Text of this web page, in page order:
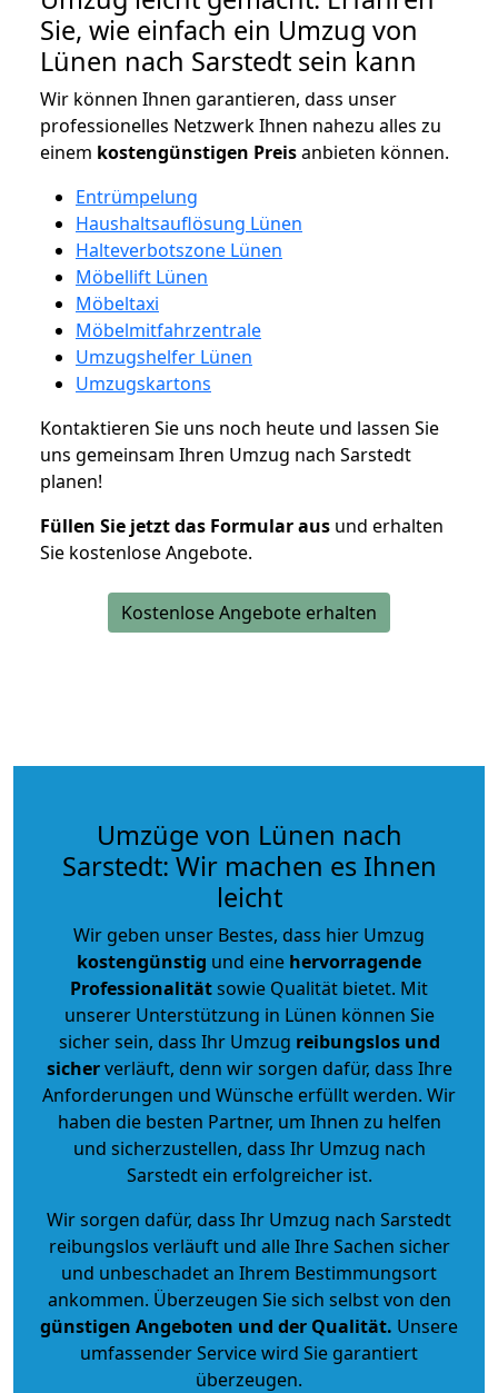
Sie, wie einfach ein Umzug von
Lünen nach Sarstedt sein kann
Wir können Ihnen garantieren, dass unser
professionelles Netzwerk Ihnen nahezu alles zu
einem kostengünstigen Preisanbieten können.
Entrümpelung
Haushaltsauflösung Lünen
Halteverbotszone Lünen
Möbellift Lünen
Möbeltaxi
Möbelmitfahrzentrale
Umzugshelfer Lünen
Umzugskartons
Kontaktieren Sie uns noch heute und lassen Sie
uns gemeinsam Ihren Umzug nach Sarstedt
planen!
Füllen Sie jetzt das Formular aus und erhalten
Sie kostenlose Angebote.
Kostenlose Angebote erhalten
Umzüge von Lünen nach
Sarstedt: Wir machen es Ihnen
leicht
Wir geben unser Bestes, dass hier Umzug
kostengünstig und eine hervorragende
Professionalitätsowie Qualität bietet. Mit
unserer Unterstützung in Lünen können Sie
sicher sein, dass Ihr Umzug reibungslos und
sicherverläuft, denn wir sorgen dafür, dass Ihre
Anforderungen und Wünsche erfüllt werden. Wir
haben die besten Partner, um Ihnen zu helfen
und sicherzustellen, dass Ihr Umzug nach
Sarstedt ein erfolgreicher ist.
Wir sorgen dafür, dass Ihr Umzug nach Sarstedt
reibungslos verläuft und alle Ihre Sachen sicher
und unbeschadet an Ihrem Bestimmungsort
ankommen. Überzeugen Sie sich selbst von den
günstigen Angeboten und der Qualität. Unsere
umfassender Service wird Sie garantiert
überzeugen.